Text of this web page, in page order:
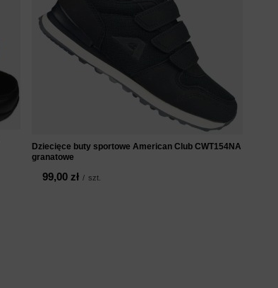
Dziecięce buty sportowe American Club CWT154NA
granatowe
99,00 zł / szt.